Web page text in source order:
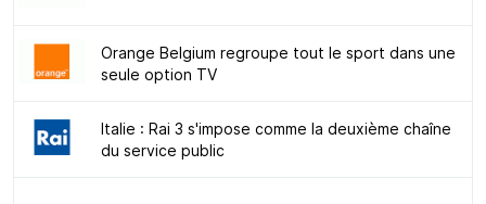
Orange Belgium regroupe tout le sport dans une
seule option TV
Italie : Rai 3 s'impose comme la deuxième chaîne
du service public